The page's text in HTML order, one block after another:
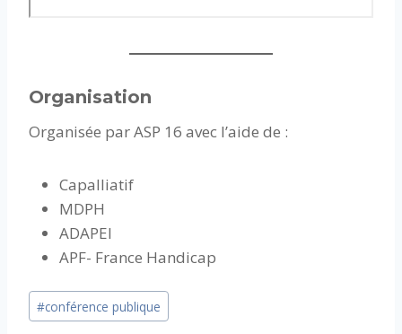
Organisation
Organisée par ASP 16 avec l’aide de :
Capalliatif
MDPH
ADAPEI
APF- France Handicap
Étiquettes
de
#conférence publique